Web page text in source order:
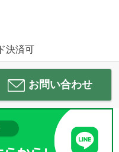
決済可
お問い合わせ